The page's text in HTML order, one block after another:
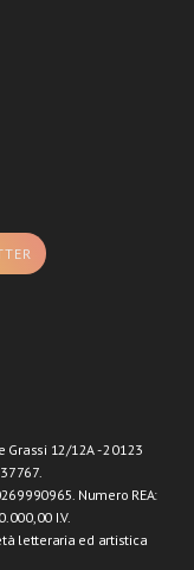
Grassi 12/12A - 20123
Numero REA:
I.V.
letteraria ed artistica